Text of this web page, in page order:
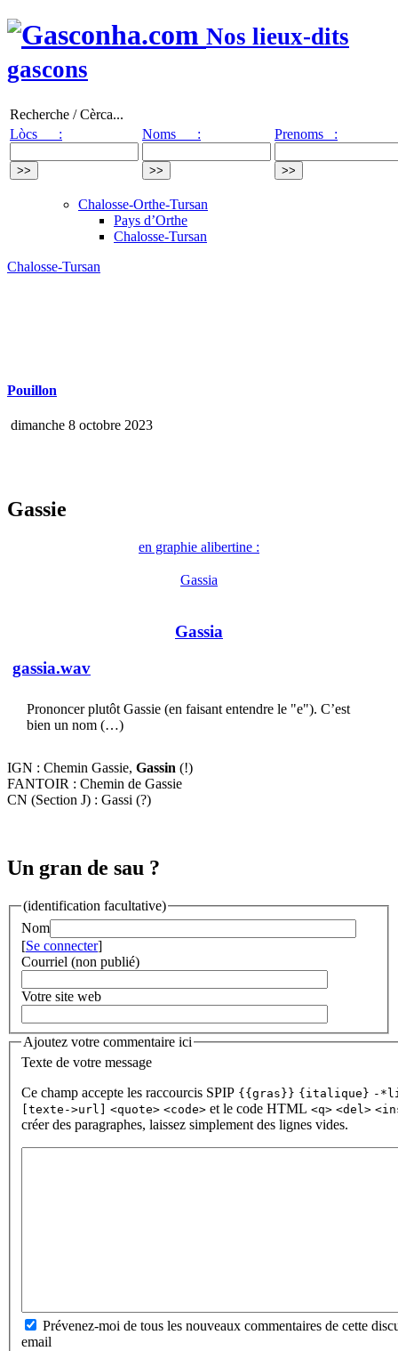
Nos lieux-dits
gascons
Recherche / Cèrca...
Lòcs :
Noms : Prenoms :
Chalosse-Orthe-Tursan
Pays d’Orthe
Chalosse-Tursan
Chalosse-Tursan
Pouillon
dimanche 8 octobre 2023
Gassie
en graphie alibertine :
Gassia
Gassia
gassia.wav
Prononcer plutôt Gassie (en faisant entendre le "e"). C’est
bien un nom (…)
IGN : Chemin Gassie, Gassin (!)
FANTOIR : Chemin de Gassie
CN (Section J) : Gassi (?)
Un gran de sau ?
(identification facultative)
Nom
[Se connecter]
Courriel (non publié)
Votre site web
Ajoutez votre commentaire ici
Texte de votre message
Ce champ accepte les raccourcis SPIP {{gras}} {italique} -
[texte->url]
<quote> <code> et le code HTML <q> <del>
créer des paragraphes, laissez simplement des lignes vides.
Prévenez-moi de tous les nouveaux commentaires de cette
email